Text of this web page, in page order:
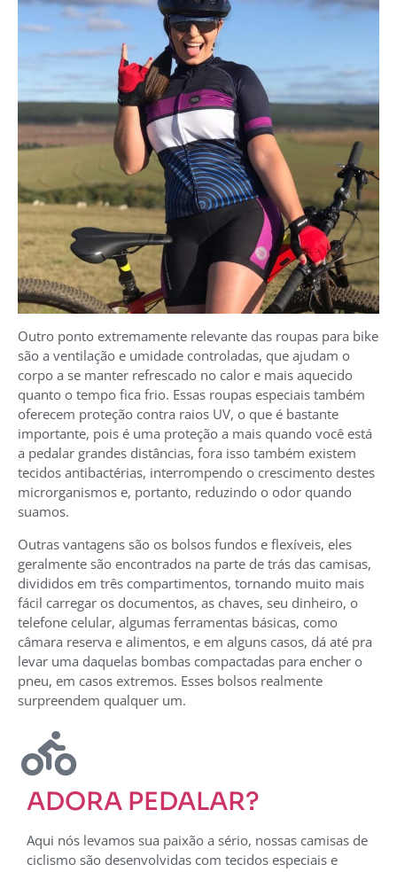
Outro ponto extremamente relevante das roupas para bike
são a ventilação e umidade controladas, que ajudam o
corpo a se manter refrescado no calor e mais aquecido
quanto o tempo fica frio. Essas roupas especiais também
oferecem proteção contra raios UV, o que é bastante
importante, pois é uma proteção a mais quando você está
a pedalar grandes distâncias, fora isso também existem
tecidos antibactérias, interrompendo o crescimento destes
microrganismos e, portanto, reduzindo o odor quando
suamos.
Outras vantagens são os bolsos fundos e flexíveis, eles
geralmente são encontrados na parte de trás das camisas,
divididos em três compartimentos, tornando muito mais
fácil carregar os documentos, as chaves, seu dinheiro, o
telefone celular, algumas ferramentas básicas, como
câmara reserva e alimentos, e em alguns casos, dá até pra
levar uma daquelas bombas compactadas para encher o
pneu, em casos extremos. Esses bolsos realmente
surpreendem qualquer um.
ADORA PEDALAR?
Aqui nós levamos sua paixão a sério, nossas camisas de
ciclismo são desenvolvidas com tecidos especiais e